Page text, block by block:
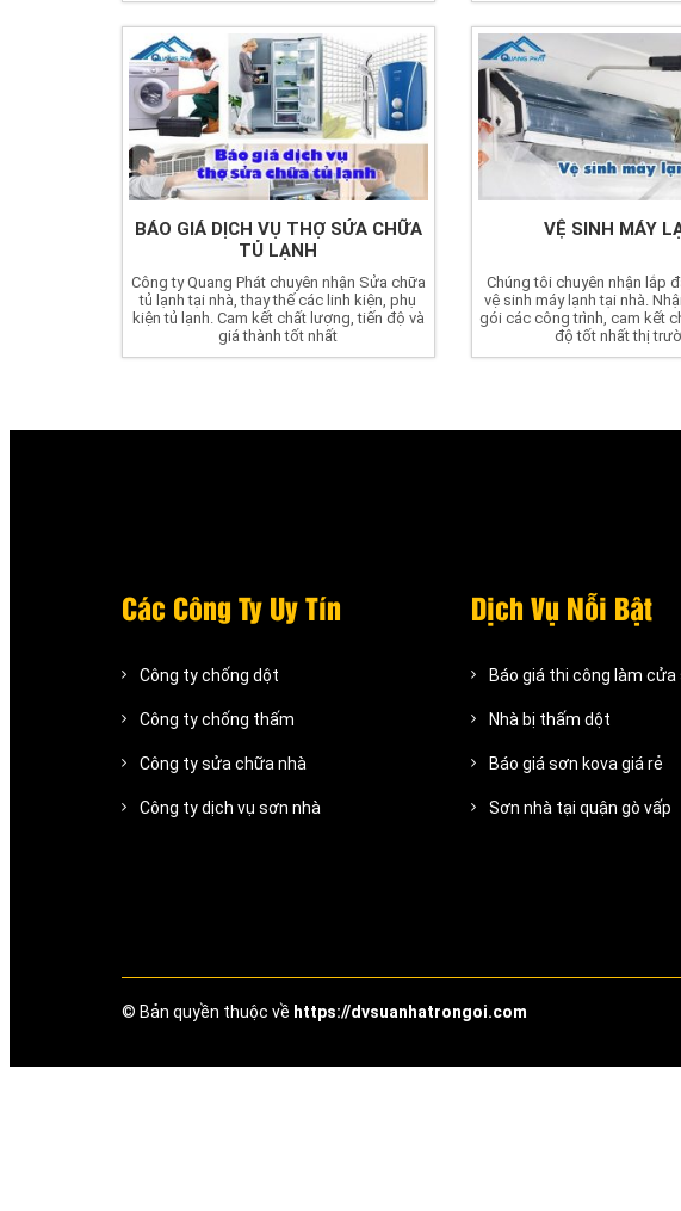
BÁO GIÁ DỊCH VỤ THỢ SỬA CHỮA
TỦ LẠNH
Công ty Quang Phát chuyên nhận Sửa chữa
tủ lạnh tại nhà, thay thế các linh kiện, phụ
kiện tủ lạnh. Cam kết chất lượng, tiến độ và
giá thành tốt nhất
VỆ SINH MÁY
Chúng tôi chuyên nhận lắp
vệ sinh máy lạnh tại nhà.
gói các công trình, cam kết
độ tốt nhất thị
Các Công Ty Uy Tín
Công ty chống dột
Công ty chống thấm
Công ty sửa chữa nhà
Công ty dịch vụ sơn nhà
Dịch Vụ Nỗi Bật
Báo giá thi công làm cửa
Nhà bị thấm dột
Báo giá sơn kova giá rẻ
Sơn nhà tại quận gò vấp
© Bản quyền thuộc về https://dvsuanhatrongoi.com